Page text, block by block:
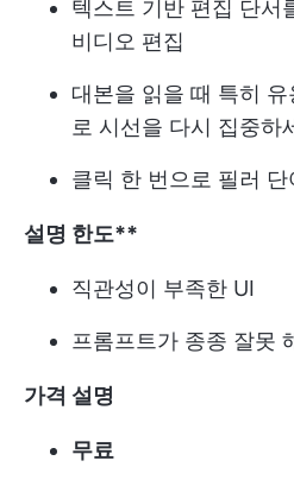
텍스트 기반 편집 단서
비디오 편집
대본을 읽을 때 특히
로 시선을 다시 집중하
클릭 한 번으로 필러
설명 한도**
직관성이 부족한 UI
프롬프트가 종종 잘못
가격 설명
무료